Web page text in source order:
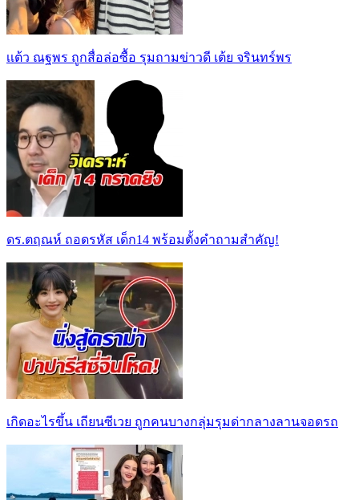
เเต้ว ณฐพร ถูกสื่อล่อซื้อ รุมถามข่าวดี เต้ย จรินทร์พร
ดร.ตฤณห์ ถอดรหัส เด็ก14 พร้อมตั้งคำถามสำคัญ!
เกิดอะไรขึ้น เถียนซีเวย ถูกคนบางกลุ่มรุมด่ากลางลานจอดรถ